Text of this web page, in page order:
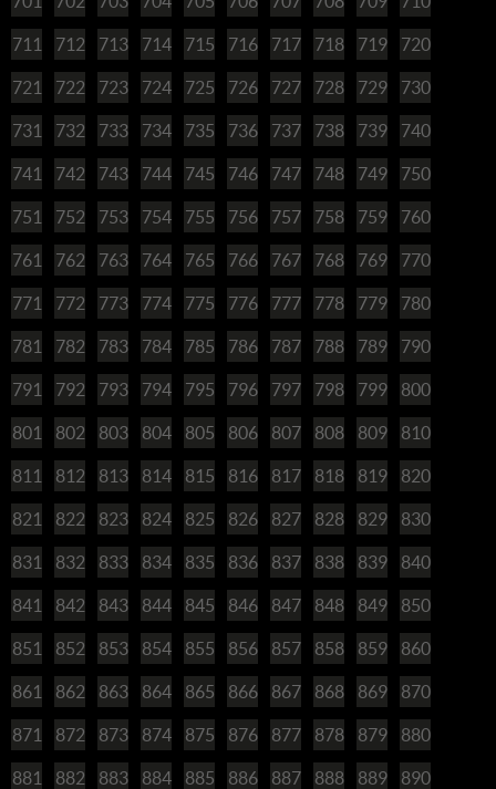
711 712 713 714 715 716 717 718 719 720
721 722 723 724 725 726 727 728 729 730
731 732 733 734 735 736 737 738 739 740
741 742 743 744 745 746 747 748 749 750
751 752 753 754 755 756 757 758 759 760
761 762 763 764 765 766 767 768 769 770
771 772 773 774 775 776 777 778 779 780
781 782 783 784 785 786 787 788 789 790
791 792 793 794 795 796 797 798 799 800
801 802 803 804 805 806 807 808 809 810
811 812 813 814 815 816 817 818 819 820
821 822 823 824 825 826 827 828 829 830
831 832 833 834 835 836 837 838 839 840
841 842 843 844 845 846 847 848 849 850
851 852 853 854 855 856 857 858 859 860
861 862 863 864 865 866 867 868 869 870
871 872 873 874 875 876 877 878 879 880
881 882 883 884 885 886 887 888 889 890